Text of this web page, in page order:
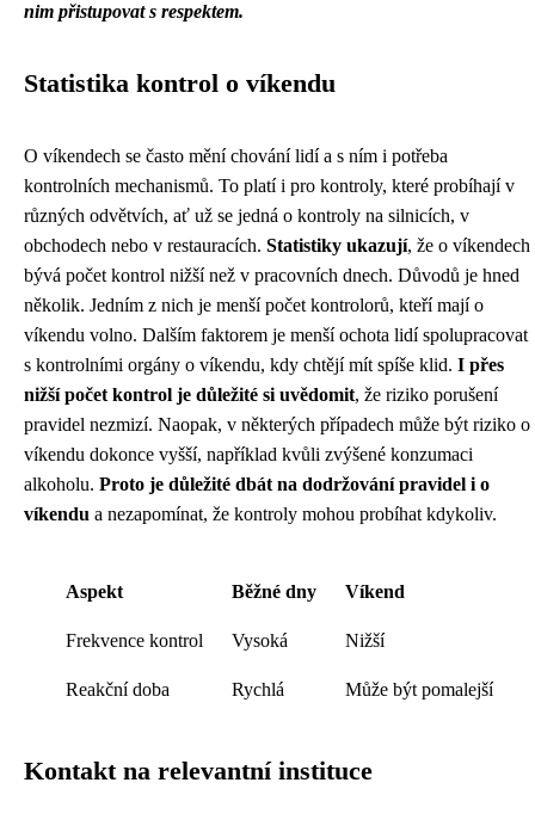
nim přistupovat s respektem.
Statistika kontrol o víkendu
O víkendech se často mění chování lidí a s ním i potřeba
kontrolních mechanismů. To platí i pro kontroly, které probíhají v
různých odvětvích, ať už se jedná o kontroly na silnicích, v
obchodech nebo v restauracích. Statistiky ukazují, že o víkendech
bývá počet kontrol nižší než v pracovních dnech. Důvodů je hned
několik. Jedním z nich je menší počet kontrolorů, kteří mají o
víkendu volno. Dalším faktorem je menší ochota lidí spolupracovat
s kontrolními orgány o víkendu, kdy chtějí mít spíše klid. I přes
nižší počet kontrol je důležité si uvědomit, že riziko porušení
pravidel nezmizí. Naopak, v některých případech může být riziko o
víkendu dokonce vyšší, například kvůli zvýšené konzumaci
alkoholu. Proto je důležité dbát na dodržování pravidel i o
víkendu a nezapomínat, že kontroly mohou probíhat kdykoliv.
Aspekt Běžné dny Víkend
Frekvence kontrol Vysoká Nižší
Reakční doba Rychlá Může být pomalejší
Kontakt na relevantní instituce